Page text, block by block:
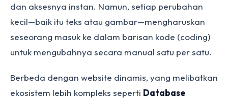
dan aksesnya instan. Namun, setiap perubahan
kecil—baik itu teks atau gambar—mengharuskan
seseorang masuk ke dalam barisan kode (coding)
untuk mengubahnya secara manual satu per satu.
Berbeda dengan website dinamis, yang melibatkan
ekosistem lebih kompleks seperti Database